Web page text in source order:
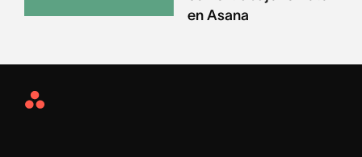
en Asana
Asana